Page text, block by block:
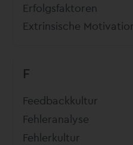
Erfolgsfaktoren
Extrinsische
F
Feedbackkultur
Fehleranalyse
Fehlerkultur